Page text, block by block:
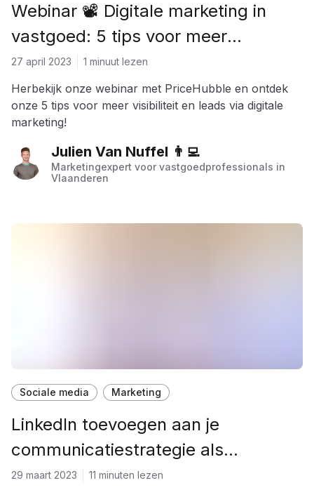
Webinar 📽 Digitale marketing in
vastgoed: 5 tips voor meer
visibiliteit en verkoopleads
27 april 2023 1 minuut lezen
Herbekijk onze webinar met PriceHubble en ontdek
onze 5 tips voor meer visibiliteit en leads via digitale
marketing!
Julien Van Nuffel 👨‍💻
Marketingexpert voor vastgoedprofessionals in
Vlaanderen
Sociale media Marketing
LinkedIn toevoegen aan je
communicatiestrategie als
makelaar?
29 maart 2023 11 minuten lezen